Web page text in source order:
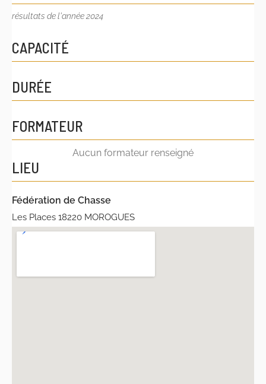
résultats de l'année 2024
CAPACITÉ
DURÉE
FORMATEUR
Aucun formateur renseigné
LIEU
Fédération de Chasse
Les Places 18220 MOROGUES